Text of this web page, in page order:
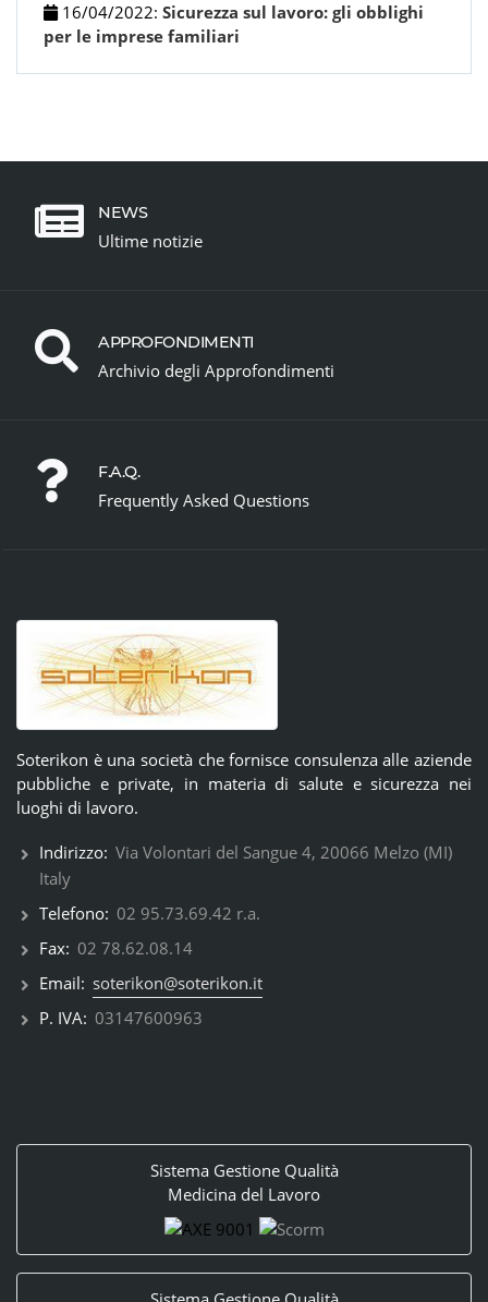
16/04/2022: Sicurezza sul lavoro: gli obblighi
per le imprese familiari
NEWS
Ultime notizie
APPROFONDIMENTI
Archivio degli Approfondimenti
F.A.Q.
Frequently Asked Questions
Soterikon è una società che fornisce consulenza alle aziende
pubbliche e private, in materia di salute e sicurezza nei
luoghi di lavoro.
Indirizzo: Via Volontari del Sangue 4, 20066 Melzo (MI)
Italy
Telefono: 02 95.73.69.42 r.a.
Fax: 02 78.62.08.14
Email: soterikon@soterikon.it
P. IVA: 03147600963
Sistema Gestione Qualità
Medicina del Lavoro